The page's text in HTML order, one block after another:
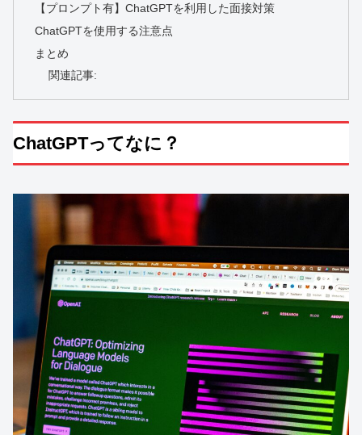
【プロンプト有】ChatGPTを利用した面接対策
ChatGPTを使用する注意点
まとめ
関連記事:
ChatGPTってなに？